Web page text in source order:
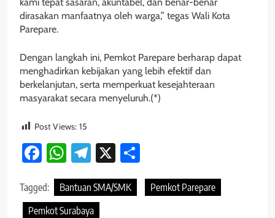
kami tepat sasaran, akuntabel, dan benar-benar
dirasakan manfaatnya oleh warga,” tegas Wali Kota
Parepare.
Dengan langkah ini, Pemkot Parepare berharap dapat
menghadirkan kebijakan yang lebih efektif dan
berkelanjutan, serta memperkuat kesejahteraan
masyarakat secara menyeluruh.(*)
Post Views: 15
Facebook
WhatsApp
Telegram
X
Tagged: Bantuan SMA/SMK
Pemkot Parepare
Pemkot Surabaya